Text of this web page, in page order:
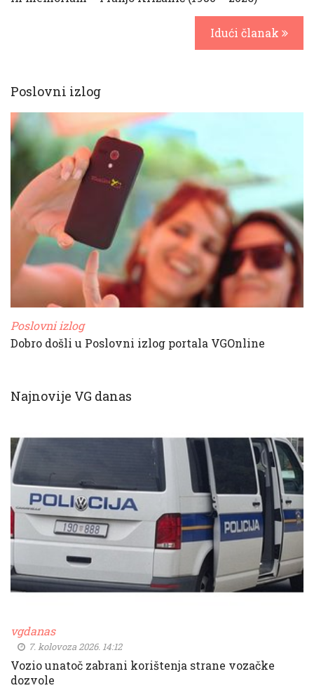
Idući članak
Poslovni izlog
Poslovni izlog
Dobro došli u Poslovni izlog portala VGOnline
Najnovije VG danas
vgdanas
7. kolovoza 2026. 14:12
Vozio unatoč zabrani korištenja strane vozačke
dozvole